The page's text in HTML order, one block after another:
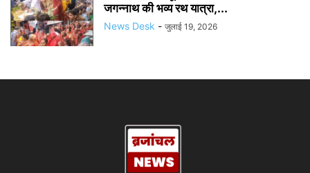
जगन्नाथ की भव्य रथ यात्रा,...
News Desk - जुलाई 19, 2026